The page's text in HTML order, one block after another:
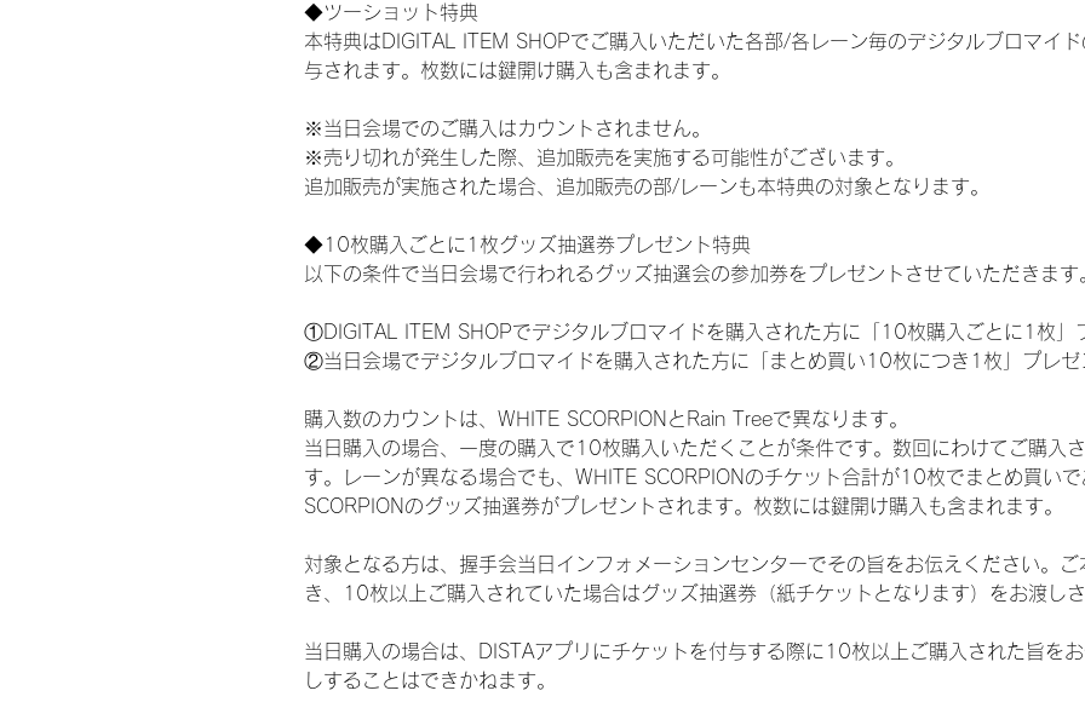
◆ツーショット特典
本特典はDIGITAL ITEM SHOPでご購入いただいた各部/各レーン毎のデジタルブロマイ
与されます。枚数には鍵開け購入も含まれます。
※当日会場でのご購入はカウントされません。
※売り切れが発生した際、追加販売を実施する可能性がございます。
追加販売が実施された場合、追加販売の部/レーンも本特典の対象となります。
◆10枚購入ごとに1枚グッズ抽選券プレゼント特典
以下の条件で当日会場で行われるグッズ抽選会の参加券をプレゼントさせていただきます
①DIGITAL ITEM SHOPでデジタルブロマイドを購入された方に「10枚購入ごとに1枚」
②当日会場でデジタルブロマイドを購入された方に「まとめ買い10枚につき1枚」プレゼ
購入数のカウントは、WHITE SCORPIONとRain Treeで異なります。
当日購入の場合、一度の購入で10枚購入いただくことが条件です。数回にわけてご購入
す。レーンが異なる場合でも、WHITE SCORPIONのチケット合計が10枚でまとめ買い
SCORPIONのグッズ抽選券がプレゼントされます。枚数には鍵開け購入も含まれます。
対象となる方は、握手会当日インフォメーションセンターでその旨をお伝えください。
き、10枚以上ご購入されていた場合はグッズ抽選券（紙チケットとなります）をお渡しさ
当日購入の場合は、DISTAアプリにチケットを付与する際に10枚以上ご購入された旨を
しすることはできかねます。